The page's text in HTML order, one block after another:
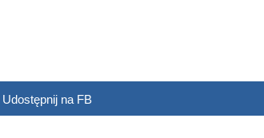
Udostępnij na FB